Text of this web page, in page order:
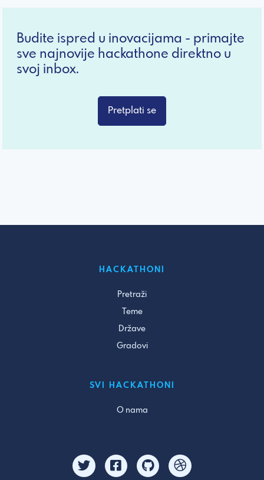
Budite ispred u inovacijama - primajte
sve najnovije hackathone direktno u
svoj inbox.
Pretplati se
HACKATHONI
Pretraži
Teme
Države
Gradovi
SVI HACKATHONI
O nama